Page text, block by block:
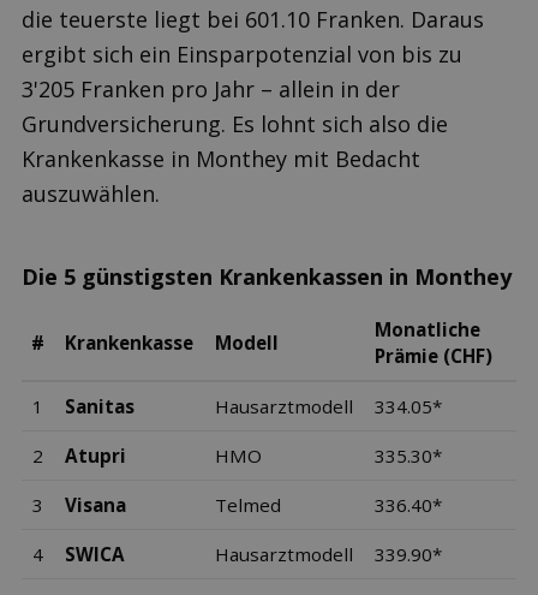
die teuerste liegt bei 601.10 Franken. Daraus
ergibt sich ein Einsparpotenzial von bis zu
3'205 Franken pro Jahr – allein in der
Grundversicherung. Es lohnt sich also die
Krankenkasse in Monthey mit Bedacht
auszuwählen.
Die 5 günstigsten Krankenkassen in Monthey
# Krankenkasse Modell
Monatliche
Prämie (CHF)
1 Sanitas Hausarztmodell 334.05*
2 Atupri HMO 335.30*
3 Visana Telmed 336.40*
4 SWICA Hausarztmodell 339.90*